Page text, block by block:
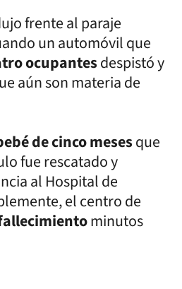
frente al paraje
un automóvil que
ocupantesdespistó y
aún son materia de
de cinco mesesque
fue rescatado y
al Hospital de
el centro de
minutos